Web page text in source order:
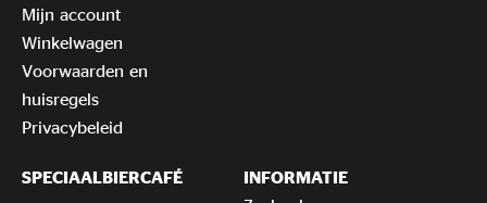
Mijn account
Winkelwagen
Voorwaarden en
huisregels
Privacybeleid
SPECIAALBIERCAFÉ
INFORMATIE